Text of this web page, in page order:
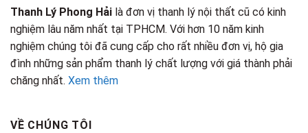
Thanh Lý Phong Hải là đơn vị thanh lý nội thất cũ có kinh
nghiệm lâu năm nhất tại TPHCM. Với hơn 10 năm kinh
nghiệm chúng tôi đã cung cấp cho rất nhiều đơn vị, hộ gia
đình những sản phẩm thanh lý chất lượng với giá thành phải
chăng nhất. Xem thêm
VỀ CHÚNG TÔI